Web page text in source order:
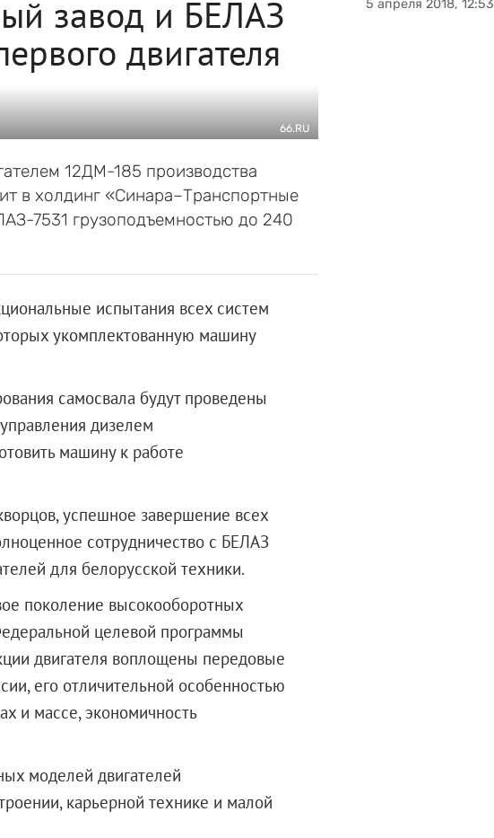
завод и БЕЛАЗ
двигателя
66.RU
12ДМ-185 производства
в холдинг «Синара–Транспортные
7531 грузоподъемностью до 240
испытания всех систем
укомплектованную машину
самосвала будут проведены
дизелем
машину к работе
успешное завершение всех
сотрудничество с БЕЛАЗ
для белорусской техники.
поколение высокооборотных
целевой программы
двигателя воплощены передовые
его отличительной особенностью
и массе, экономичность
моделей двигателей
карьерной технике и малой
5 апреля 2018, 12:53